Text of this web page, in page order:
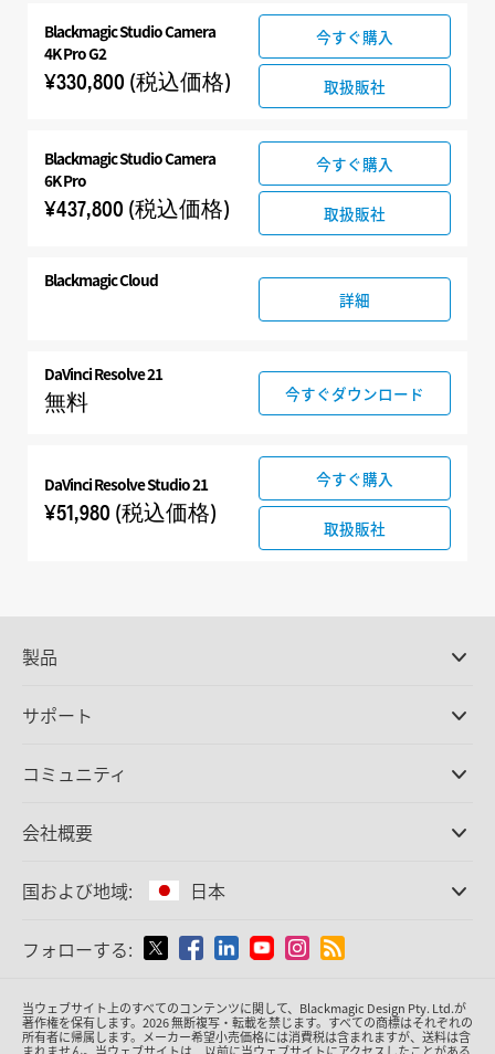
BlackmagicStudio Camera
4K Pro G2
¥330,800 (税込価格)
今すぐ購入
取扱販社
BlackmagicStudio Camera
6K Pro
¥437,800 (税込価格)
今すぐ購入
取扱販社
Blackmagic Cloud
詳細
DaVinci Resolve 21
無料 今すぐダウンロード
DaVinci Resolve Studio 21
¥51,980 (税込価格)
今すぐ購入
取扱販社
製品
DaVinci Resolve/Fusion
ATEMプロダクション
ディスクレコーダー
Cintelフィルムスキャニング
放送用コンバーター
モニタリング
MultiView
ルーティング＆分配
サポート
サポートセンター
コミュニティ
会社概要
会社概要
メディア
国および地域: 日本
国または地域から選択
Australia
フォローする:
当ウェブサイト上のすべてのコンテンツに関して、Blackmagic Design Pty. Ltd.が
著作権を保有します。 2026 無断複写・転載を禁じます。すべての商標はそれぞれの
所有者に帰属します。 メーカー希望小売価格には消費税は含まれますが、送料は含